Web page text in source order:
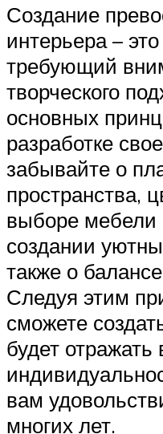
Создание
интерьера –
требующий
творческого
основных
разработке
забывайте о
пространства,
выборе мебели
создании
также о
Следуя этим
сможете
будет
вам
многих лет.